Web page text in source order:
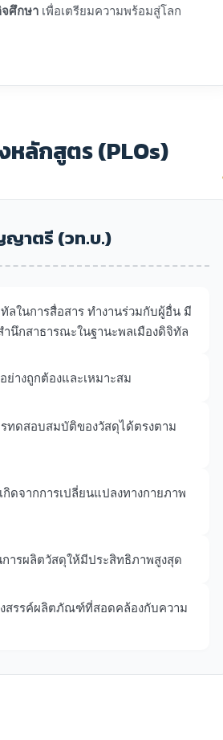
ศึกษา เพื่อเตรียมความพร้อมสู่โลก
หลักสูตร (PLOs)
าตรี (วท.บ.)
ลในการสื่อสาร ทำงานร่วมกับผู้อื่น มี
นึกสาธารณะในฐานะพลเมืองดิจิทัล
ย่างถูกต้องและเหมาะสม
รทดสอบสมบัติของวัสดุได้ตรงตาม
ดจากการเปลี่ยนแปลงทางกายภาพ
ารผลิตวัสดุให้มีประสิทธิภาพสูงสุด
สรรค์ผลิตภัณฑ์ที่สอดคล้องกับความ